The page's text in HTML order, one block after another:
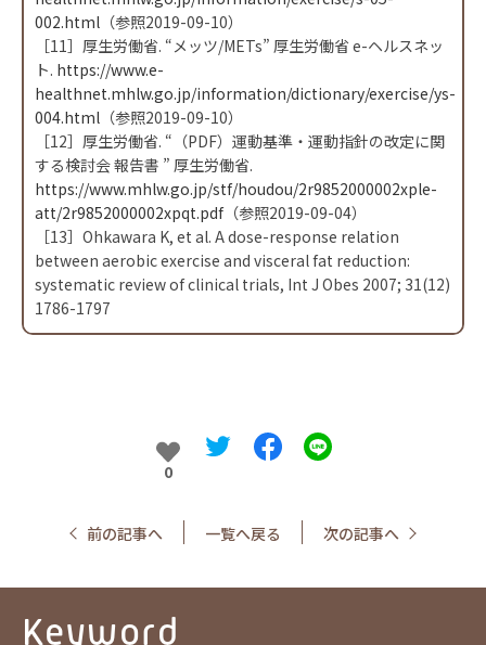
002.html （参照2019-09-10）
［11］厚生労働省. “メッツ/METs” 厚生労働省 e-ヘルスネッ
ト. https://www.e-
healthnet.mhlw.go.jp/information/dictionary/exercise/ys-
004.html （参照2019-09-10）
［12］厚生労働省. “（PDF）運動基準・運動指針の改定に関
する検討会 報告書 ” 厚生労働省.
https://www.mhlw.go.jp/stf/houdou/2r9852000002xple-
att/2r9852000002xpqt.pdf（参照2019-09-04）
［13］Ohkawara K, et al. A dose-response relation
between aerobic exercise and visceral fat reduction:
systematic review of clinical trials, Int J Obes 2007; 31(12)
1786-1797
0
前の記事へ 一覧へ戻る 次の記事へ
Keyword